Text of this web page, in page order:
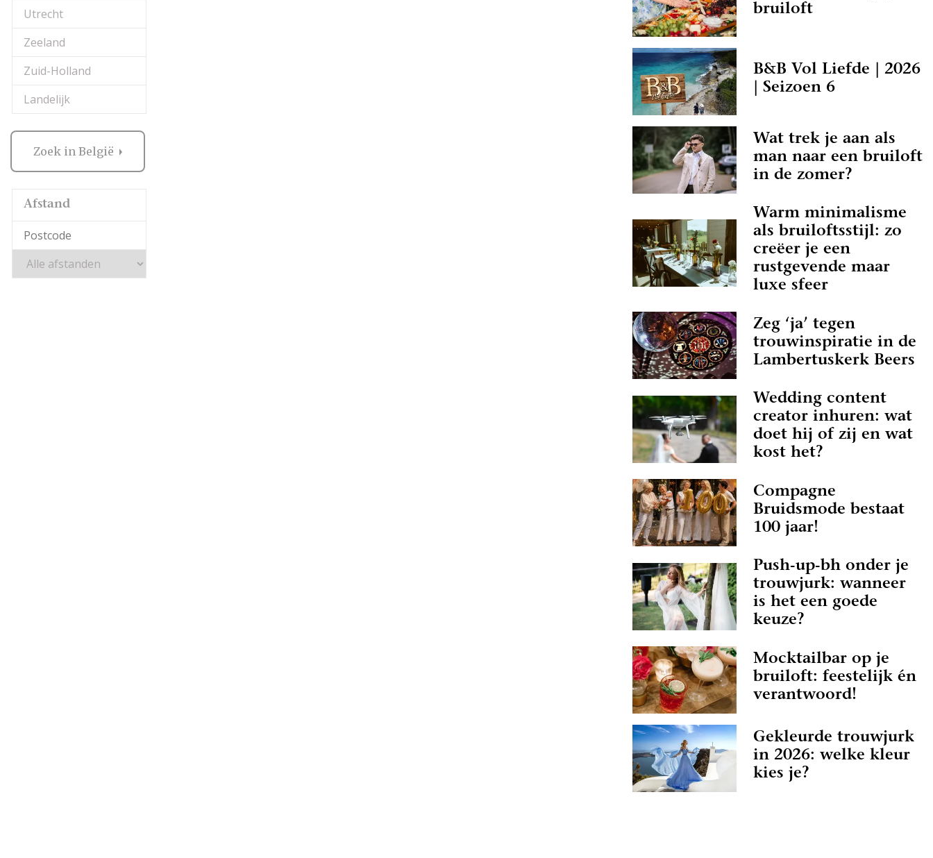
Utrecht
Zeeland
Zuid-Holland
Landelijk
Zoek in België
Afstand
bruiloft
B&B Vol Liefde | 2026
| Seizoen 6
Wat trek je aan als
man naar een bruiloft
in de zomer?
Warm minimalisme
als bruiloftsstijl: zo
creëer je een
rustgevende maar
luxe sfeer
Zeg ‘ja’ tegen
trouwinspiratie in de
Lambertuskerk Beers
Wedding content
creator inhuren: wat
doet hij of zij en wat
kost het?
Compagne
Bruidsmode bestaat
100 jaar!
Push-up-bh onder je
trouwjurk: wanneer
is het een goede
keuze?
Mocktailbar op je
bruiloft: feestelijk én
verantwoord!
Gekleurde trouwjurk
in 2026: welke kleur
kies je?